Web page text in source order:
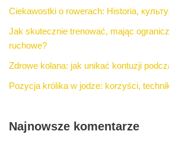
Ciekawostki o rowerach: Historia,
Jak skutecznie trenować, mając
ruchowe?
Zdrowe kolana: jak unikać kontuzji
Pozycja królika w jodze: korzyści,
Najnowsze komentarze